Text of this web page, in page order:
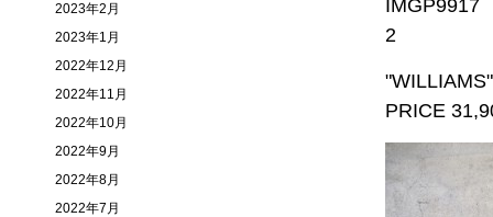
PRICE
2023年2月
2023年1月
2022年12月
2022年11月
2022年10月
2022年9月
2022年8月
2022年7月